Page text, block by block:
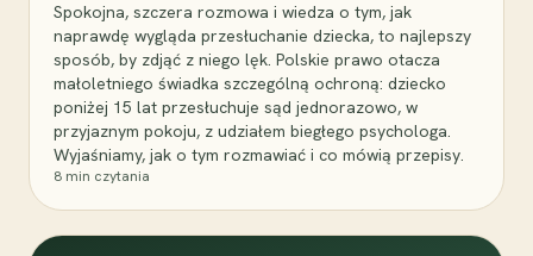
Spokojna, szczera rozmowa i wiedza o tym, jak
naprawdę wygląda przesłuchanie dziecka, to najlepszy
sposób, by zdjąć z niego lęk. Polskie prawo otacza
małoletniego świadka szczególną ochroną: dziecko
poniżej 15 lat przesłuchuje sąd jednorazowo, w
przyjaznym pokoju, z udziałem biegłego psychologa.
Wyjaśniamy, jak o tym rozmawiać i co mówią przepisy.
8 min czytania